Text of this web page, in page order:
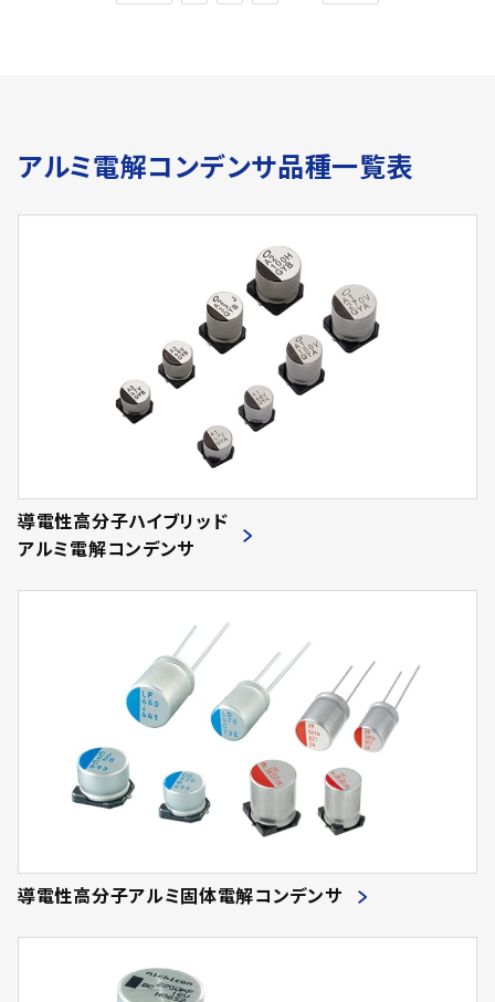
アルミ電解コンデンサ品種一覧表
導電性高分子ハイブリッド
アルミ電解コンデンサ
導電性高分子アルミ固体電解コンデンサ